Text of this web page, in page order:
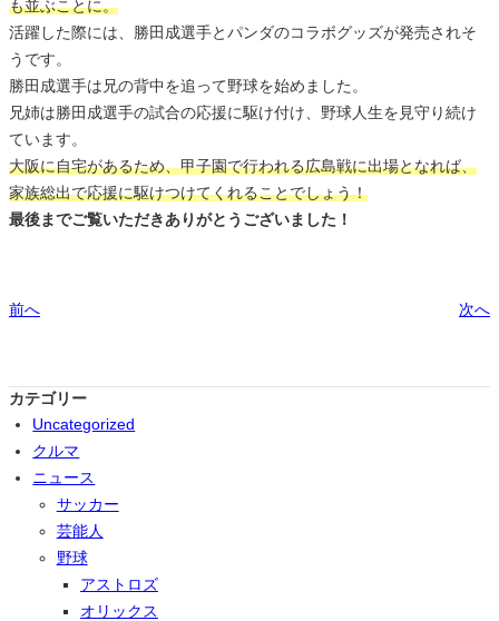
も並ぶことに。
活躍した際には、勝田成選手とパンダのコラボグッズが発売されそ
うです。
勝田成選手は兄の背中を追って野球を始めました。
兄姉は勝田成選手の試合の応援に駆け付け、野球人生を見守り続け
ています。
大阪に自宅があるため、甲子園で行われる広島戦に出場となれば、
家族総出で応援に駆けつけてくれることでしょう！
最後までご覧いただきありがとうございました！
前へ 次へ
カテゴリー
Uncategorized
クルマ
ニュース
サッカー
芸能人
野球
アストロズ
オリックス